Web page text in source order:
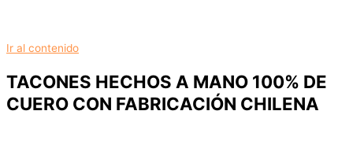
Ir al contenido
TACONES HECHOS A MANO 100% DE
CUERO CON FABRICACIÓN CHILENA